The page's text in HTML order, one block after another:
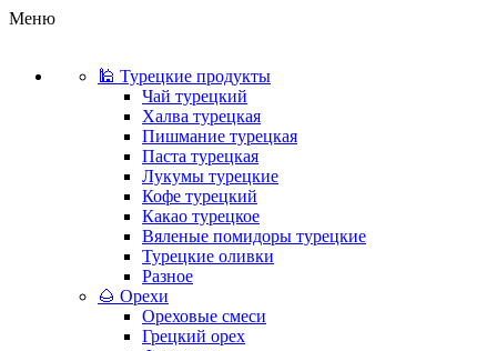
Меню
🕌 Турецкие продукты
Чай турецкий
Халва турецкая
Пишмание турецкая
Паста турецкая
Лукумы турецкие
Кофе турецкий
Какао турецкое
Вяленые помидоры турецкие
Турецкие оливки
Разное
🌰 Орехи
Ореховые смеси
Грецкий орех